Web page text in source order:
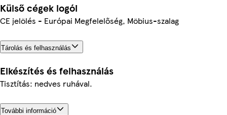
Külső cégek logói
CE jelölés - Európai Megfelelőség, Möbius-szalag
Tárolás és felhasználás
Elkészítés és felhasználás
Tisztítás: nedves ruhával.
További információ